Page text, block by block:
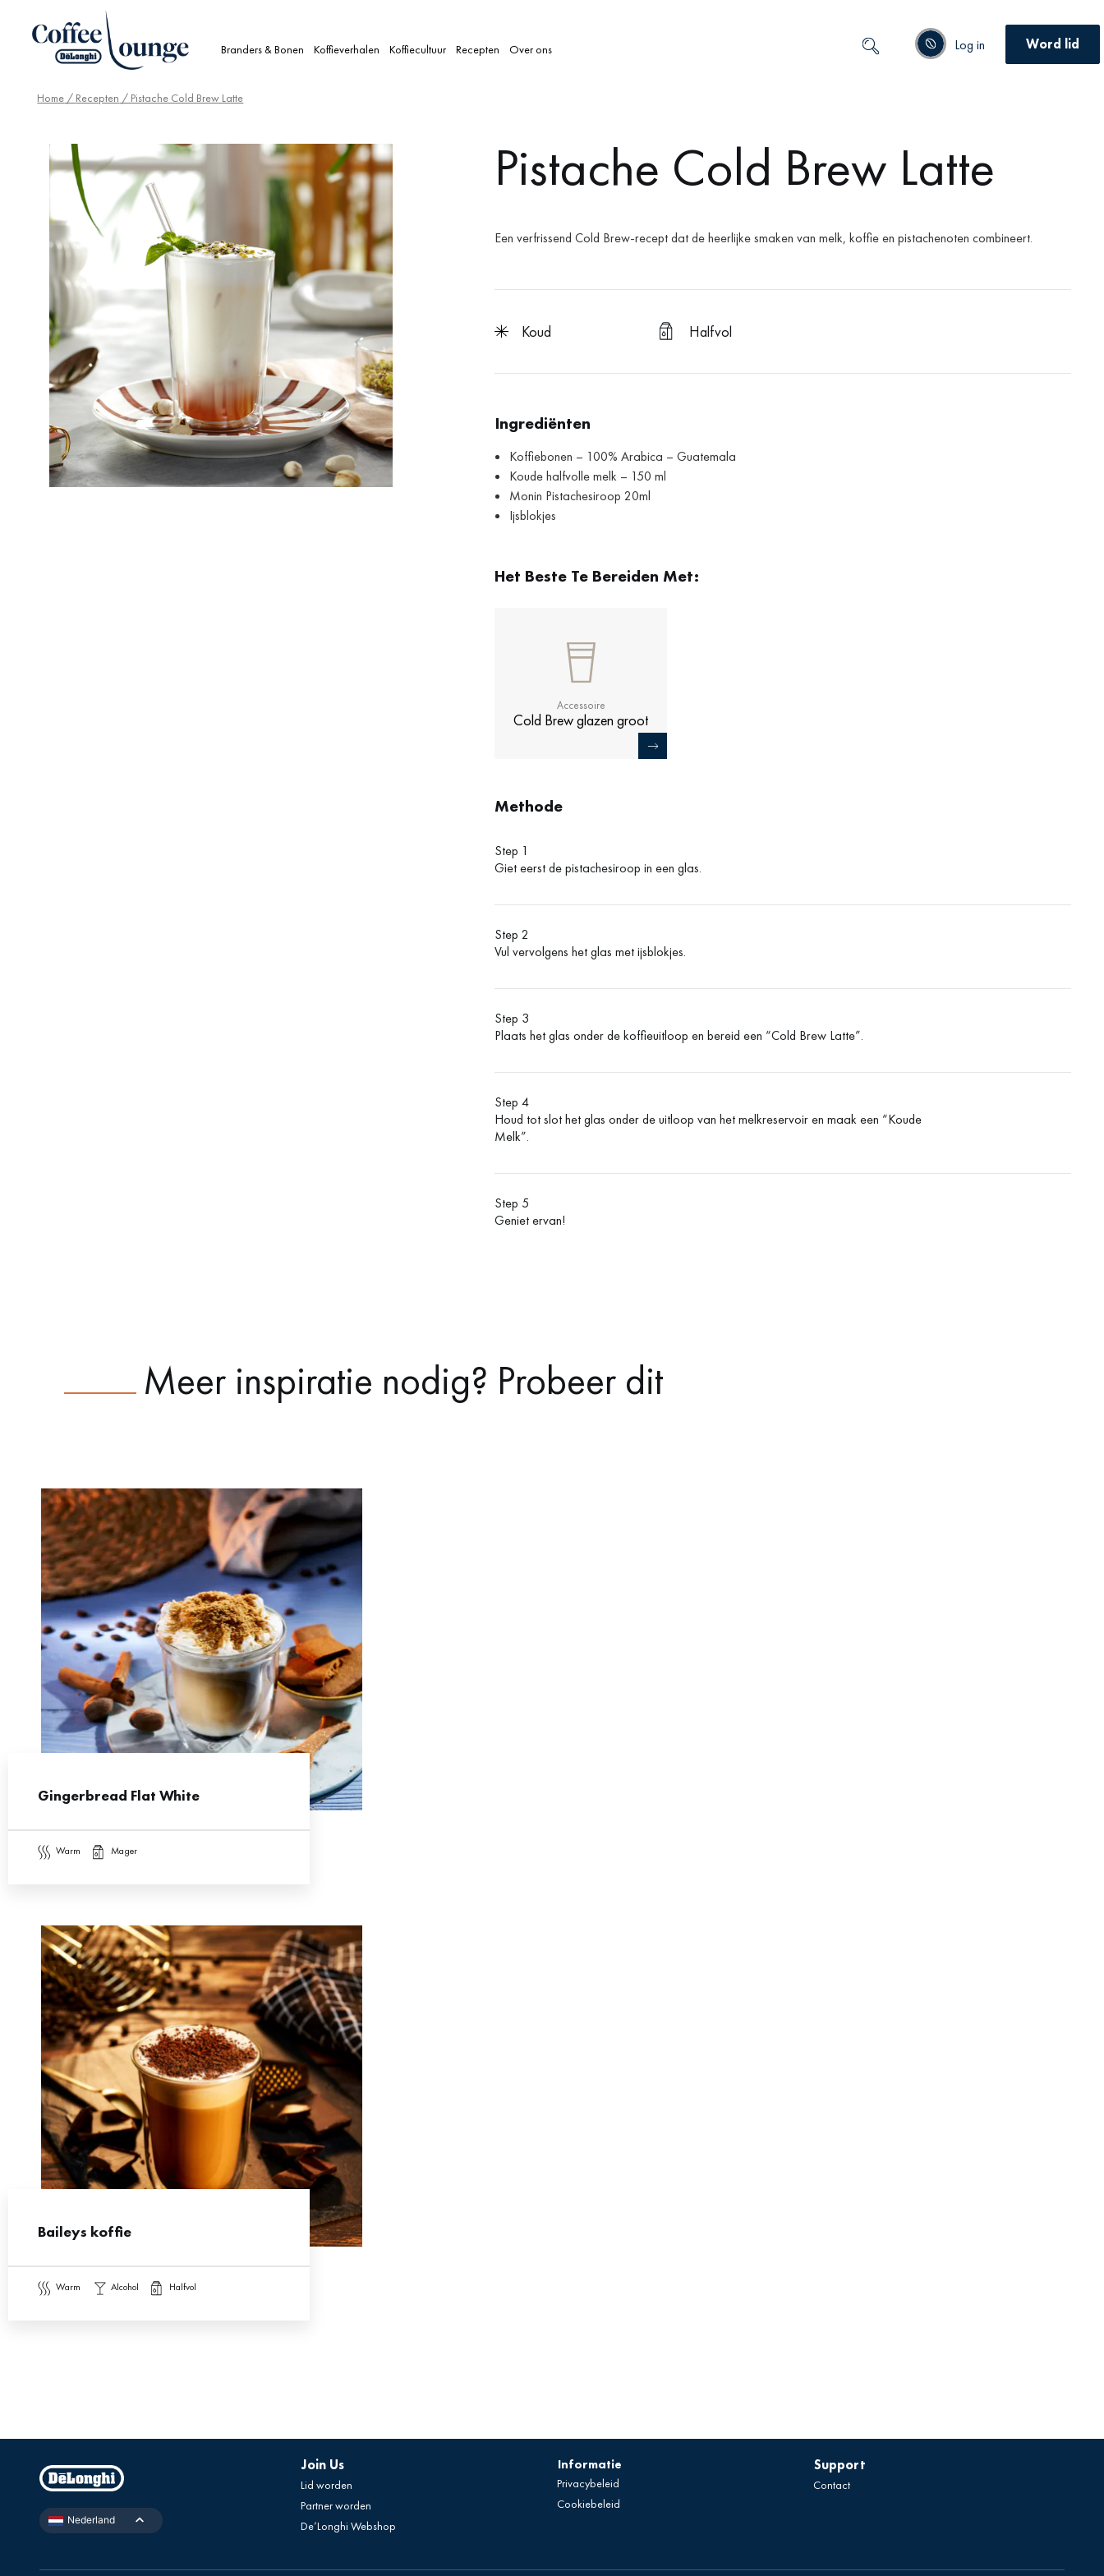
Branders & Bonen Koffieverhalen Koffiecultuur Recepten Over ons Log in Word lid
Home / Recepten / Pistache Cold Brew Latte
Pistache Cold Brew Latte
Een verfrissend Cold Brew-recept dat de heerlijke smaken van melk, koffie en pistachenoten combineert.
koud Halfvol
Ingrediënten
Koffiebonen – 100% Arabica – Guatemala
Koude halfvolle melk – 150 ml
Monin Pistachesiroop 20ml
Ijsblokjes
Het Beste Te Bereiden Met:
Accessoire
Cold Brew glazen groot
Methode
Step 1
Giet eerst de pistachesiroop in een glas.
Step 2
Vul vervolgens het glas met ijsblokjes.
Step 3
Plaats het glas onder de koffieuitloop en bereid een “Cold Brew Latte”.
Step 4
Houd tot slot het glas onder de uitloop van het melkreservoir en maak een “Koude
Melk”.
Step 5
Geniet ervan!
Meer inspiratie nodig? Probeer dit
Gingerbread Flat White
warm mager
Baileys koffie
warm alcohol halfvol
Nederland
Join Us
Lid worden
Partner worden
De’Longhi Webshop
Informatie
Privacybeleid
Cookiebeleid
Support
Contact